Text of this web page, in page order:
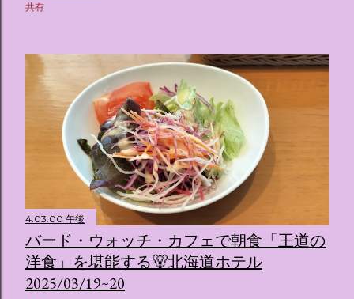
共有
4:03:00 午後
バード・ウォッチ・カフェで朝食「王道の
洋食」を堪能する🐻北海道ホテル
2025/03/19~20